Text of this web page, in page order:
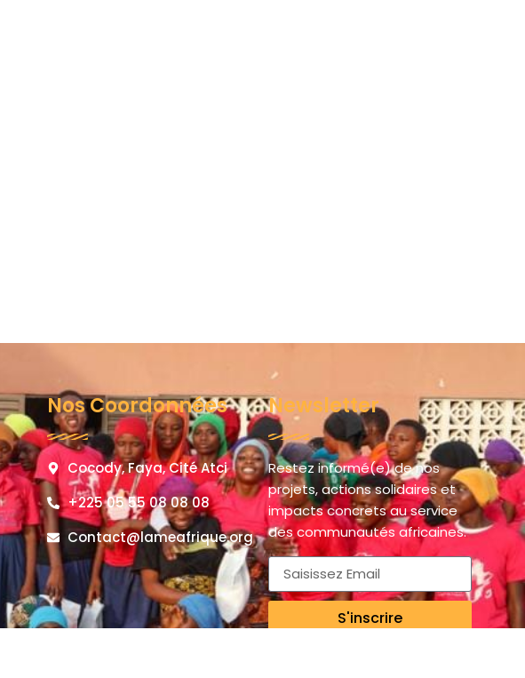
Nos Coordonnées
Cocody, Faya, Cité Atci
+225 05 55 08 08 08
Contact@lameafrique.org
Newsletter
Restez informé(e) de nos
projets, actions solidaires et
impacts concrets au service
des communautés africaines.
S'inscrire